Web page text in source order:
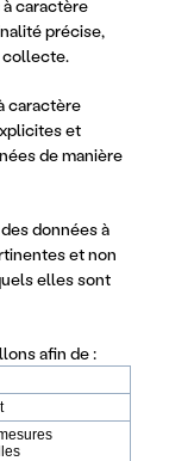
caractère
précise,
collecte.
caractère
et
de manière
données à
et non
elles sont
afin de :